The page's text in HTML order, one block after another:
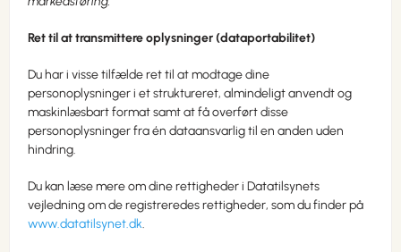
Ret til at transmittere oplysninger (dataportabilitet)
Du har i visse tilfælde ret til at modtage dine
personoplysninger i et struktureret, almindeligt anvendt og
maskinlæsbart format samt at få overført disse
personoplysninger fra én dataansvarlig til en anden uden
hindring.
Du kan læse mere om dine rettigheder i Datatilsynets
vejledning om de registreredes rettigheder, som du finder på
www.datatilsynet.dk.